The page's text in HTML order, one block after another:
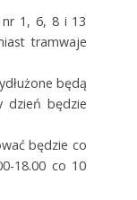
1, 6, 8 i 13
tramwaje
będą
dzień będzie
będzie co
18.00 co 10